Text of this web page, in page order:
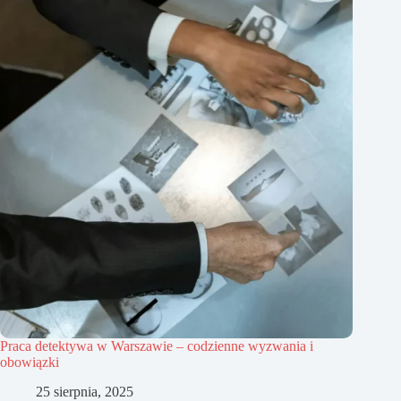
Praca detektywa w Warszawie – codzienne wyzwania i
obowiązki
25 sierpnia, 2025